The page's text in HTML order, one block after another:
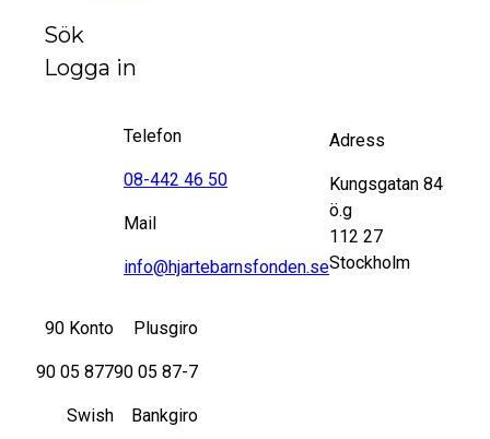
Sök
Logga in
Telefon
08-442 46 50
Mail
info@hjartebarnsfonden.se
Adress
Kungsgatan 84
ö.g
112 27
Stockholm
90 Konto
90 05 877
Swish
Plusgiro
90 05 87-7
Bankgiro